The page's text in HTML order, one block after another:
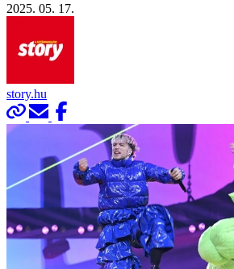
2025. 05. 17.
story.hu